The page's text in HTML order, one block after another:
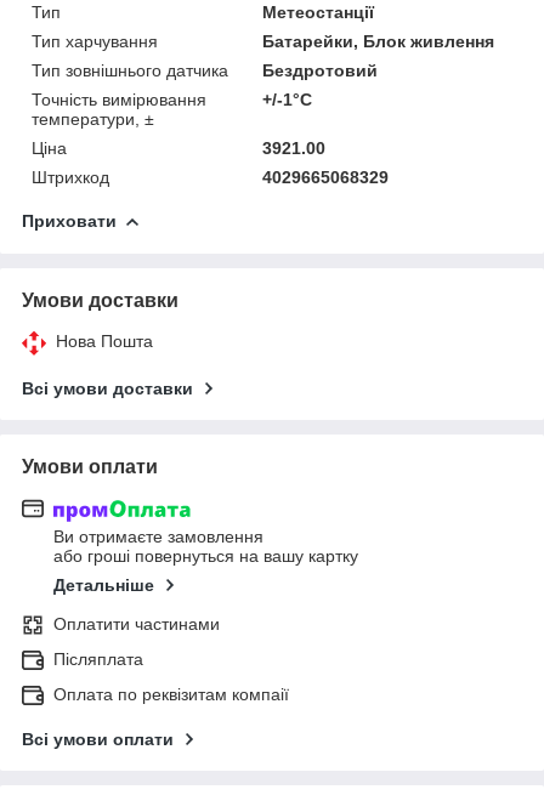
Тип
Метеостанції
Тип харчування
Батарейки, Блок живлення
Тип зовнішнього датчика
Бездротовий
Точність вимірювання
температури, ±
+/-1°С
Ціна
3921.00
Штрихкод
4029665068329
Приховати
Умови доставки
Нова Пошта
Всі умови доставки
Умови оплати
Ви отримаєте замовлення
або гроші повернуться на вашу картку
Детальніше
Оплатити частинами
Післяплата
Оплата по реквізитам компаії
Всі умови оплати